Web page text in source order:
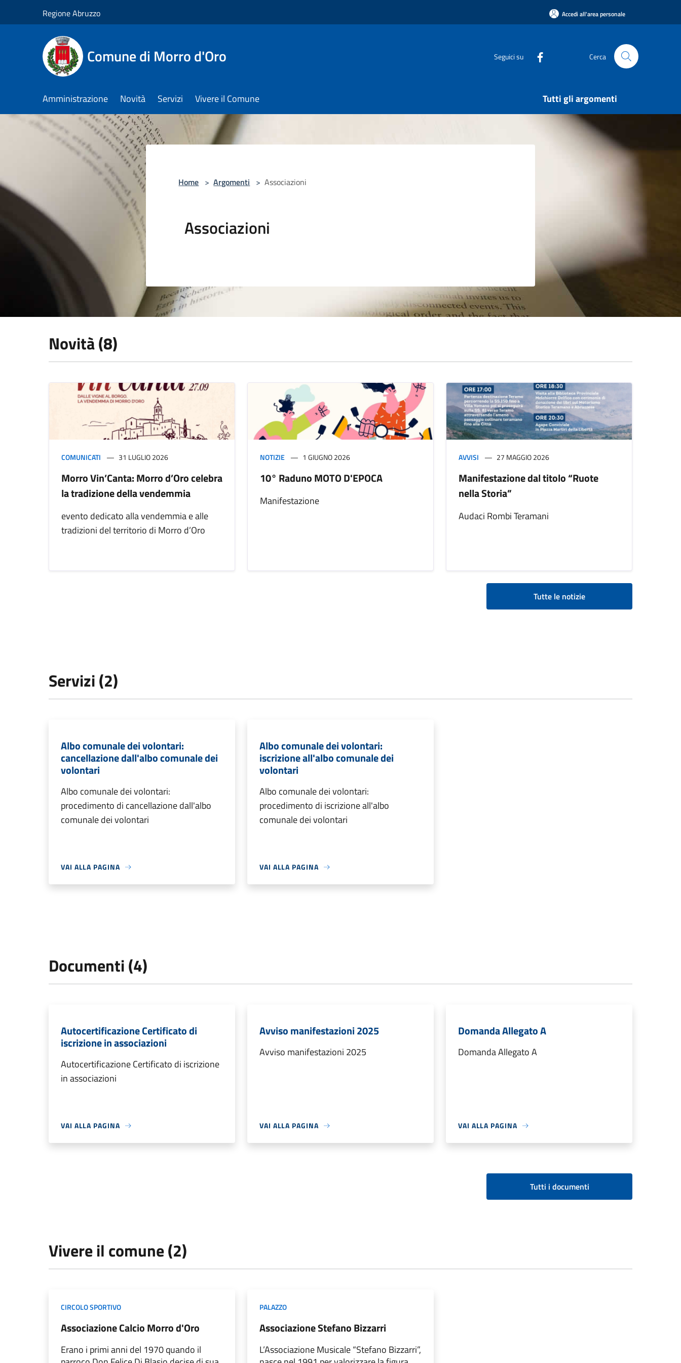
Regione Abruzzo Accedi all'area personale
Comune di Morro d'Oro Seguici su Cerca
Amministrazione Novità Servizi Vivere il Comune Tutti gli argomenti
Home > Argomenti > Associazioni
Associazioni
Novità (8)
COMUNICATI 31 LUGLIO 2026
Morro Vin’Canta: Morro d’Oro celebra
la tradizione della vendemmia
evento dedicato alla vendemmia e alle
tradizioni del territorio di Morro d’Oro
NOTIZIE 1 GIUGNO 2026
10° Raduno MOTO D'EPOCA
Manifestazione
AVVISI 27 MAGGIO 2026
Manifestazione dal titolo “Ruote
nella Storia”
Audaci Rombi Teramani
Tutte le notizie
Servizi (2)
Albo comunale dei volontari:
cancellazione dall'albo comunale dei
volontari
Albo comunale dei volontari:
procedimento di cancellazione dall'albo
comunale dei volontari
VAI ALLA PAGINA
Albo comunale dei volontari:
iscrizione all'albo comunale dei
volontari
Albo comunale dei volontari:
procedimento di iscrizione all'albo
comunale dei volontari
VAI ALLA PAGINA
Documenti (4)
Autocertificazione Certificato di
iscrizione in associazioni
Autocertificazione Certificato di iscrizione
in associazioni
VAI ALLA PAGINA
Avviso manifestazioni 2025
Avviso manifestazioni 2025
VAI ALLA PAGINA
Domanda Allegato A
Domanda Allegato A
VAI ALLA PAGINA
Tutti i documenti
Vivere il comune (2)
CIRCOLO SPORTIVO
Associazione Calcio Morro d'Oro
Erano i primi anni del 1970 quando il
PALAZZO
Associazione Stefano Bizzarri
L’Associazione Musicale “Stefano Bizzarri”,